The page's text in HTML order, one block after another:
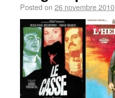
Posted on 26 novembre 2010